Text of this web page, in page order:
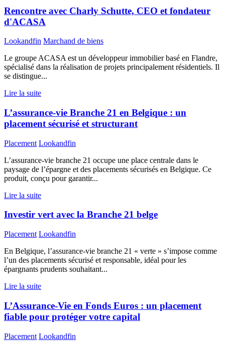
Rencontre avec Charly Schutte, CEO et fondateur
d'ACASA
Lookandfin Marchand de biens
Le groupe ACASA est un développeur immobilier basé en Flandre,
spécialisé dans la réalisation de projets principalement résidentiels. Il
se distingue...
Lire la suite
L’assurance-vie Branche 21 en Belgique : un
placement sécurisé et structurant
Placement Lookandfin
L’assurance-vie branche 21 occupe une place centrale dans le
paysage de l’épargne et des placements sécurisés en Belgique. Ce
produit, conçu pour garantir...
Lire la suite
Investir vert avec la Branche 21 belge
Placement Lookandfin
En Belgique, l’assurance-vie branche 21 « verte » s’impose comme
l’un des placements sécurisé et responsable, idéal pour les
épargnants prudents souhaitant...
Lire la suite
L’Assurance-Vie en Fonds Euros : un placement
fiable pour protéger votre capital
Placement Lookandfin